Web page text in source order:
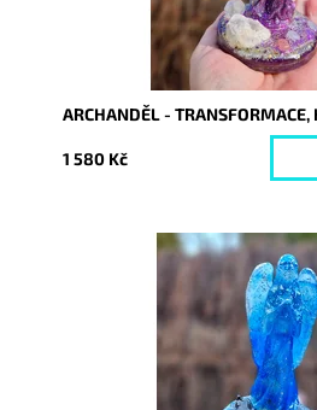
ARCHANDĚL - TRANSFORMACE,
1 580 Kč
Vyprodáno
10429